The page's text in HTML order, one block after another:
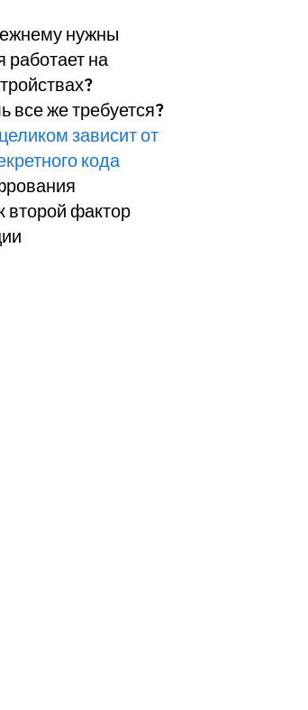
нужны
работает на
все же требуется?
зависит от
кода
второй фактор